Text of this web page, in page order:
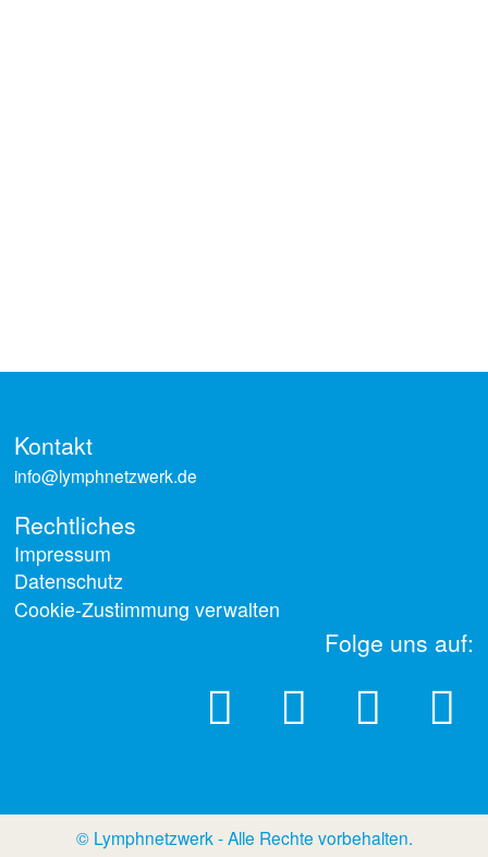
Lymphödem
Therapie
Kontakt
info@lymphnetzwerk.de
Rechtliches
Impressum
Datenschutz
Cookie-Zustimmung verwalten
Folge uns auf:
© Lymphnetzwerk - Alle Rechte vorbehalten.